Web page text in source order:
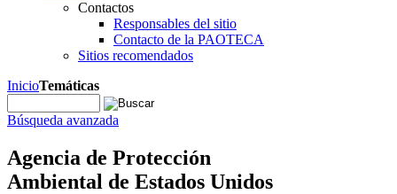
Contactos
Responsables del sitio
Contacto de la PAOTECA
Sitios recomendados
InicioTemáticas
Búsqueda avanzada
Agencia de Protección
Ambiental de Estados Unidos